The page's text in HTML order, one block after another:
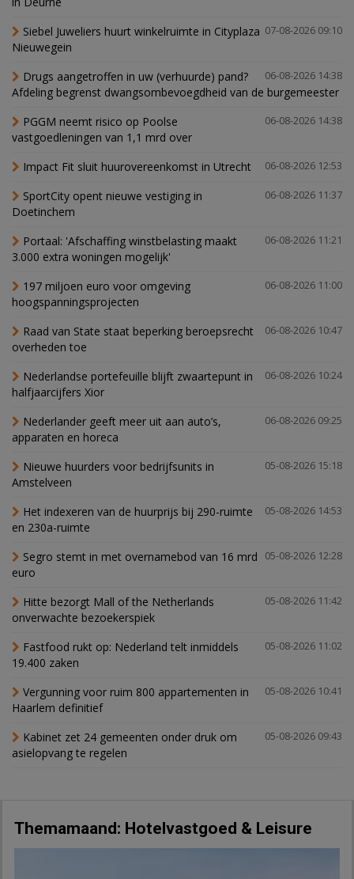
07-08-2026 09:10
Siebel Juweliers huurt winkelruimte in Cityplaza
Nieuwegein
06-08-2026 14:38
Drugs aangetroffen in uw (verhuurde) pand?
Afdeling begrenst dwangsombevoegdheid van de burgemeester
06-08-2026 14:38
PGGM neemt risico op Poolse
vastgoedleningen van 1,1 mrd over
06-08-2026 12:53
Impact Fit sluit huurovereenkomst in Utrecht
06-08-2026 11:37
SportCity opent nieuwe vestiging in
Doetinchem
06-08-2026 11:21
Portaal: 'Afschaffing winstbelasting maakt
3.000 extra woningen mogelijk'
06-08-2026 11:00
197 miljoen euro voor omgeving
hoogspanningsprojecten
06-08-2026 10:47
Raad van State staat beperking beroepsrecht
overheden toe
06-08-2026 10:24
Nederlandse portefeuille blijft zwaartepunt in
halfjaarcijfers Xior
06-08-2026 09:25
Nederlander geeft meer uit aan auto’s,
apparaten en horeca
05-08-2026 15:18
Nieuwe huurders voor bedrijfsunits in
Amstelveen
05-08-2026 14:53
Het indexeren van de huurprijs bij 290-ruimte
en 230a-ruimte
05-08-2026 12:28
Segro stemt in met overnamebod van 16 mrd
euro
05-08-2026 11:42
Hitte bezorgt Mall of the Netherlands
onverwachte bezoekerspiek
05-08-2026 11:02
Fastfood rukt op: Nederland telt inmiddels
19.400 zaken
05-08-2026 10:41
Vergunning voor ruim 800 appartementen in
Haarlem definitief
05-08-2026 09:43
Kabinet zet 24 gemeenten onder druk om
asielopvang te regelen
Themamaand: Hotelvastgoed & Leisure